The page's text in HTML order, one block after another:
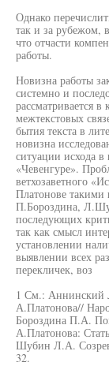
Однако
так и за рубежом,
что отчасти
работы.
Новизна работы
системно и
рассматривается
межтекстовых
бытия текста в
новизна
ситуации исхода
«Чевенгуре».
ветхозаветного
Платонове
П.Бороздина,
последующих
так как смысл
установлении
выявлении всех
перекличек, воз
1 См.: Аннинский
А.Платонова//
Бороздина П.А.
А.Платонова:
Шубин Л.А.
32.